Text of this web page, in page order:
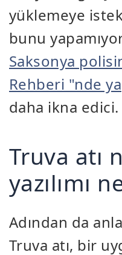
yüklemeye
bunu
Saksonya
Rehberi "nde
daha ikna edici.
Truva atı
yazılımı
Adından da
Truva atı, bir